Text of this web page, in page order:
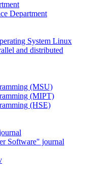
Department
System Linux
and distributed
(MSU)
(MIPT)
(HSE)
Software" journal